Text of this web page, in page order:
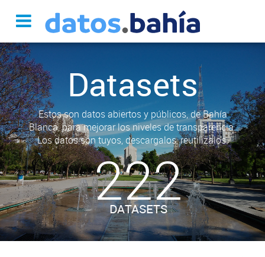
Datasets
Estos son datos abiertos y públicos, de Bahía
Blanca, para mejorar los niveles de transparencia.
Los datos son tuyos, descargalos, reutilizalos.
222
DATASETS